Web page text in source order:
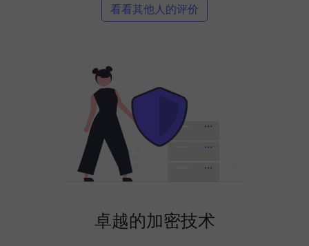
看看其他人的评价
卓越的加密技术